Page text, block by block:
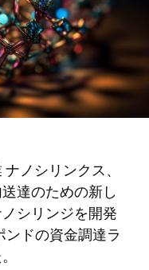
ナノシリンクス、
達のための新し
シリンジを開発
ドの資金調達ラ